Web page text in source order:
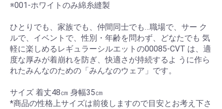
※001-ホワイトのみ綿糸縫製
ひとりでも、家族でも、仲間同士でも…職場で、サー ク
ルで、イベントで、性別・年齢を問わず、どなたでも 気
軽に楽しめるレギュラーシルエットの00085-CVT は、適
度な厚みが着崩れを防ぎ、快適さが持続するよ うに作ら
れたみんなのための「みんなのウェア」です。
サイズ 着丈48㎝ 身幅35㎝
*商品の性格上サイズは前後しますので目安とお考え下さ